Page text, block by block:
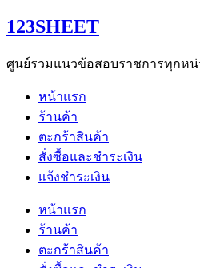
Skip
to
123SHEET
ศูนย์รวมแนวข้อสอบราชการทุกหน่
หน้าแรก
ร้านค้า
ตะกร้าสินค้า
สั่งซื้อและชำระเงิน
แจ้งชำระเงิน
หน้าแรก
ร้านค้า
ตะกร้าสินค้า